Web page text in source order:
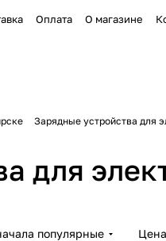
Оплата О магазине
Зарядные устройства для
для
популярные Цена